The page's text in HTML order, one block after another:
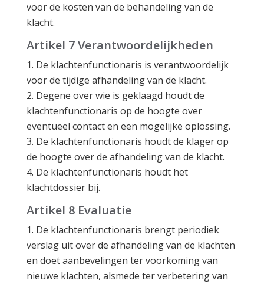
voor de kosten van de behandeling van de
klacht.
Artikel 7 Verantwoordelijkheden
De klachtenfunctionaris is verantwoordelijk
voor de tijdige afhandeling van de klacht.
Degene over wie is geklaagd houdt de
klachtenfunctionaris op de hoogte over
eventueel contact en een mogelijke oplossing.
De klachtenfunctionaris houdt de klager op
de hoogte over de afhandeling van de klacht.
De klachtenfunctionaris houdt het
klachtdossier bij.
Artikel 8 Evaluatie
De klachtenfunctionaris brengt periodiek
verslag uit over de afhandeling van de klachten
en doet aanbevelingen ter voorkoming van
nieuwe klachten, alsmede ter verbetering van